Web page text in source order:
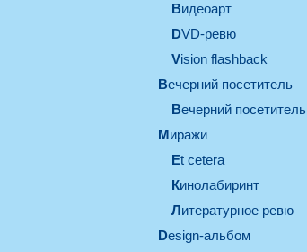
видеоарт
DVD-ревю
Vision flashback
вечерний посетитель
вечерний посетитель
миражи
et cetera
кинолабиринт
литературное ревю
design-альбом